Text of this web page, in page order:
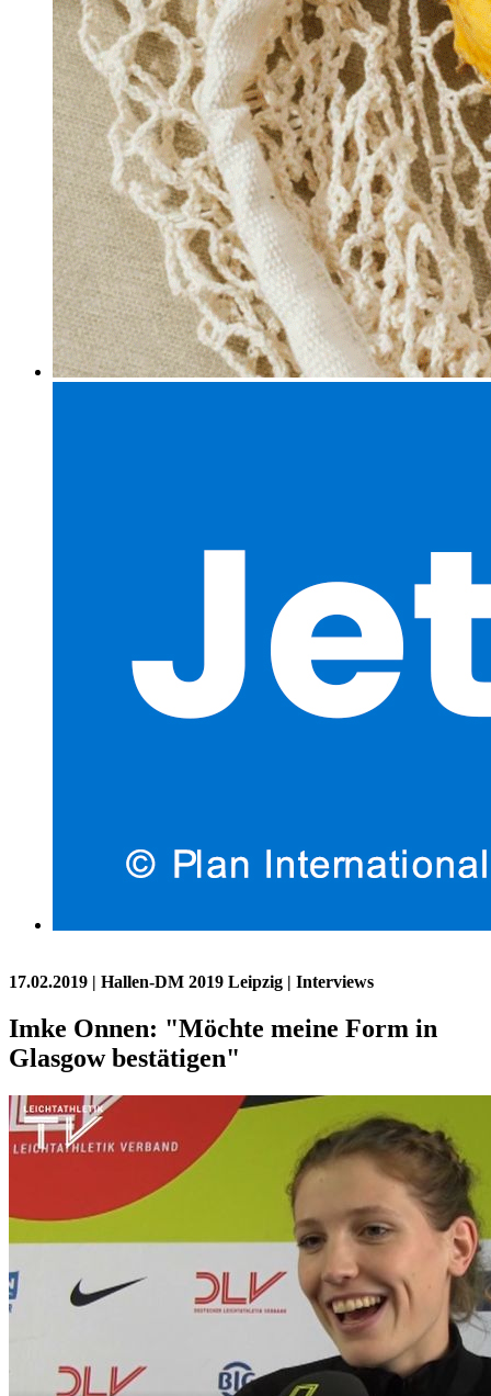
17.02.2019 | Hallen-DM 2019 Leipzig | Interviews
Imke Onnen: "Möchte meine Form in
Glasgow bestätigen"